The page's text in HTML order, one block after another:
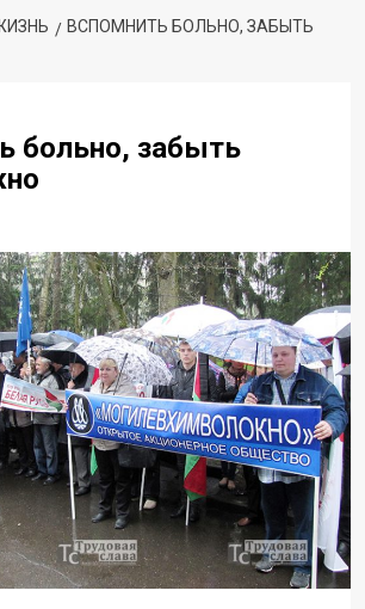
ВСПОМНИТЬ БОЛЬНО, ЗАБЫТЬ
больно, забыть